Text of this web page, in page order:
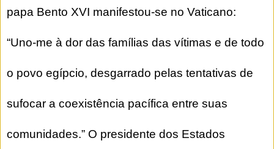
papa Bento XVI manifestou-se no Vaticano:
“Uno-me à dor das famílias das vítimas e de todo
o povo egípcio, desgarrado pelas tentativas de
sufocar a coexistência pacífica entre suas
comunidades.” O presidente dos Estados